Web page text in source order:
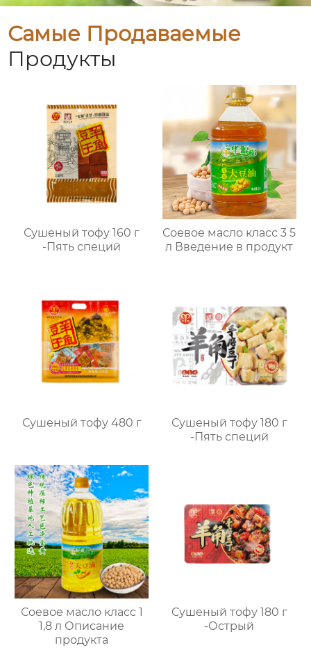
Самые Продаваемые
Продукты
Сушеный тофу 160 г
-Пять специй
Соевое масло класс 3 5
л Введение в продукт
Сушеный тофу 480 г
Сушеный тофу 180 г
-Пять специй
Соевое масло класс 1
1,8 л Описание
продукта
Сушеный тофу 180 г
-Острый